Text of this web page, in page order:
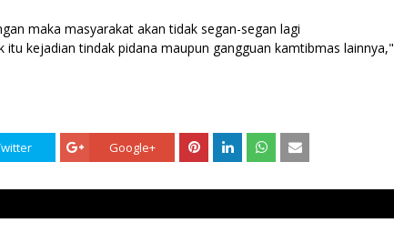
maka masyarakat akan tidak segan-segan lagi
itu kejadian tindak pidana maupun gangguan kamtibmas lainnya,"
Google+